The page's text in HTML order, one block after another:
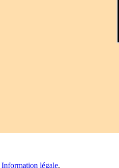
Information légale.